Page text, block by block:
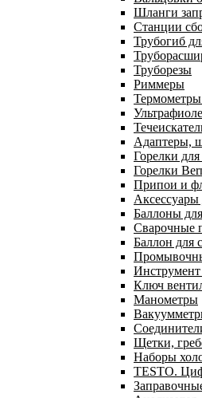
Шланги
Станции
Трубогиб
Труборезы
Риммеры
Адаптеры,
Горелки
Горелки
Припои и
Аксессуары
Баллоны
Сварочные
Баллон для
Инструмент
Ключ
Манометры
Щетки,
Наборы
TESTO.